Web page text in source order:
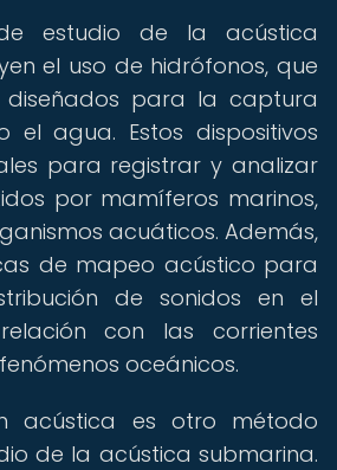
estudio de la acústica
el uso de hidrófonos, que
diseñados para la captura
el agua. Estos dispositivos
para registrar y analizar
por mamíferos marinos,
acuáticos. Además,
de mapeo acústico para
de sonidos en el
con las corrientes
oceánicos.
acústica es otro método
de la acústica submarina.